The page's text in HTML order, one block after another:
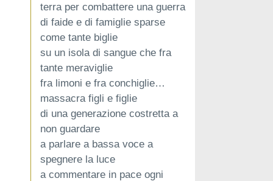
terra per combattere una guerra
di faide e di famiglie sparse
come tante biglie
su un isola di sangue che fra
tante meraviglie
fra limoni e fra conchiglie…
massacra figli e figlie
di una generazione costretta a
non guardare
a parlare a bassa voce a
spegnere la luce
a commentare in pace ogni